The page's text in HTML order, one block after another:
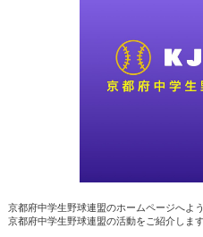
京都府中学生野球連盟のホームページへよう
京都府中学生野球連盟の活動をご紹介します